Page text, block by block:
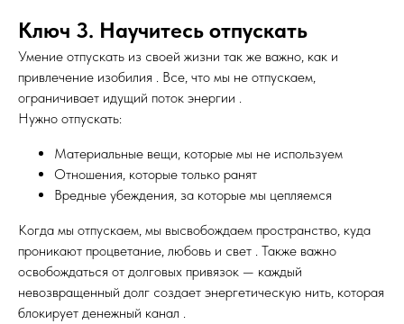
Ключ 3. Научитесь отпускать
Умение отпускать из своей жизни так же важно, как и
привлечение изобилия . Все, что мы не отпускаем,
ограничивает идущий поток энергии .
Нужно отпускать:
Материальные вещи, которые мы не используем
Отношения, которые только ранят
Вредные убеждения, за которые мы цепляемся
Когда мы отпускаем, мы высвобождаем пространство, куда
проникают процветание, любовь и свет . Также важно
освобождаться от долговых привязок — каждый
невозвращенный долг создает энергетическую нить, которая
блокирует денежный канал .